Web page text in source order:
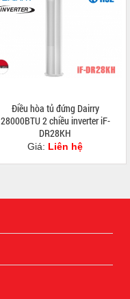
Điều hòa tủ đứng Dairry
28000BTU 2 chiều inverter iF-
DR28KH
Giá: Liên hệ